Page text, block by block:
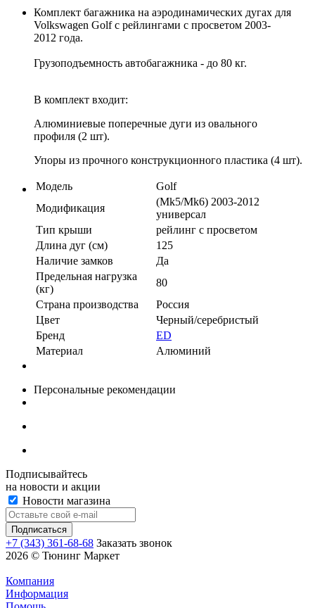
Комплект багажника на аэродинамических дугах для
Volkswagen Golf с рейлингами с просветом 2003-
2012 года.
Грузоподъемность автобагажника - до 80 кг.
В комплект входит:
Алюминиевые поперечные дуги из овального
профиля (2 шт).
Упоры из прочного конструкционного пластика (4 шт).
Модель
Golf
Модификация
(Mk5/Mk6) 2003-2012
универсал
Тип крыши
рейлинг с просветом
Длина дуг (см)
125
Наличие замков
Да
Предельная нагрузка
(кг)
80
Страна производства
Россия
Цвет
Черный/серебристый
Бренд
ED
Материал
Алюминий
Персональные рекомендации
Подписывайтесь
на новости и акции
Новости магазина
+7 (343) 361-68-68 Заказать звонок
2026 © Тюнинг Маркет
Компания
Информация